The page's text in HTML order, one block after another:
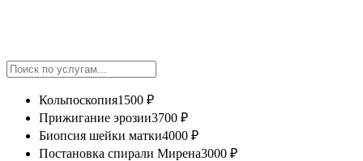
Кольпоскопия1500 ₽
Прижигание эрозии3700 ₽
Биопсия шейки матки4000 ₽
Постановка спирали Мирена3000 ₽